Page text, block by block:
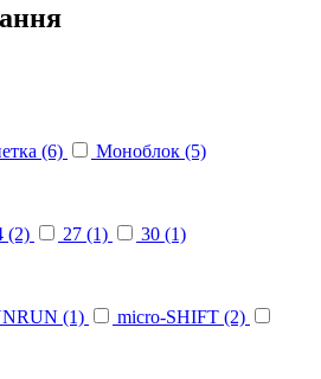
(6) Моноблок (5)
(2) 27 (1) 30 (1)
(1) micro-SHIFT (2)